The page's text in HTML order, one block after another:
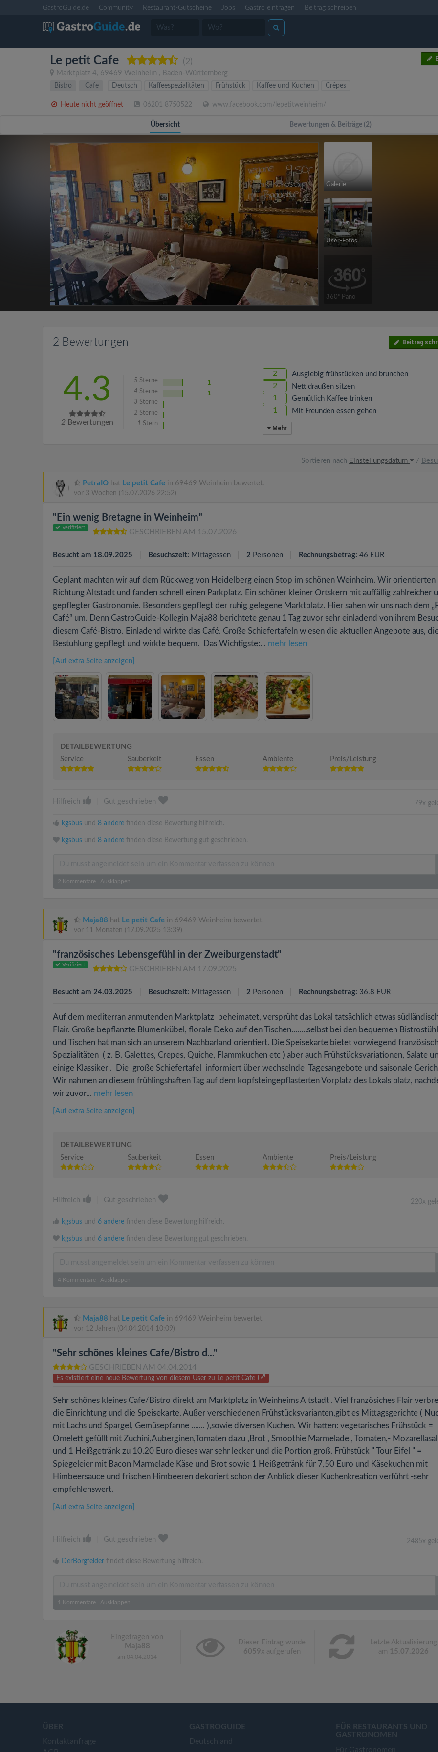
GastroGuide.de Community Restaurant-Gutscheine Jobs Gastro eintragen Beitrag schreiben
Le petit Cafe (2)
Marktplatz 4, 69469 Weinheim , Baden-Württemberg
Bistro Cafe Deutsch Kaffeespezialitäten Frühstück Kaffee und Kuchen Crêpes
Heute nicht geöffnet 06201 8750522 www.facebook.com/lepetitweinheim/
Übersicht Bewertungen & Beiträge (2)
Galerie
User-Fotos
360° Pano
2 Bewertungen Beitrag
4.3
2 Bewertungen
5 Sterne
1
4 Sterne
1
3 Sterne
2 Sterne
1 Stern
2 Ausgiebig frühstücken und brunchen
2 Nett draußen sitzen
1 Gemütlich Kaffee trinken
1 Mit Freunden essen gehen
Mehr
Sortieren nach Einstellungsdatum /
PetraIO hat Le petit Cafe in 69469 Weinheim bewertet.
vor 3 Wochen (15.07.2026 22:52)
"Ein wenig Bretagne in Weinheim"
Verifiziert
GESCHRIEBEN AM 15.07.2026
Besucht am 18.09.2025 Besuchszeit: Mittagessen 2 Personen Rechnungsbetrag: 46 EUR
Geplant machten wir auf dem Rückweg von Heidelberg einen Stop im schönen Weinheim. Wir orientierten
Richtung Altstadt und fanden schnell einen Parkplatz. Ein schöner kleiner Ortskern mit auffällig zahlreicher
gepflegter Gastronomie. Besonders gepflegt der ruhig gelegene Marktplatz. Hier sahen wir uns nach dem
Café“ um. Denn GastroGuide-Kollegin Maja88 berichtete genau 1 Tag zuvor sehr einladend von ihrem
diesem Café-Bistro. Einladend wirkte das Café. Große Schiefertafeln wiesen die aktuellen Angebote aus,
Bestuhlung gepflegt und wirkte bequem. Das Wichtigste:... mehr lesen
[Auf extra Seite anzeigen]
DETAILBEWERTUNG
Service
Sauberkeit Essen Ambiente Preis/Leistung
Hilfreich Gut geschrieben 79x
kgsbus und 8 andere finden diese Bewertung hilfreich.
kgsbus und 8 andere finden diese Bewertung gut geschrieben.
2 Kommentare Ausklappen
Maja88 hat Le petit Cafe in 69469 Weinheim bewertet.
vor 11 Monaten (17.09.2025 13:39)
"französisches Lebensgefühl in der Zweiburgenstadt"
Verifiziert
GESCHRIEBEN AM 17.09.2025
Besucht am 24.03.2025 Besuchszeit: Mittagessen 2 Personen Rechnungsbetrag: 36.8 EUR
Auf dem mediterran anmutenden Marktplatz beheimatet, versprüht das Lokal tatsächlich etwas
Flair. Große bepflanzte Blumenkübel, florale Deko auf den Tischen........selbst bei den bequemen
und Tischen hat man sich an unserem Nachbarland orientiert. Die Speisekarte bietet vorwiegend
Spezialitäten ( z. B. Galettes, Crepes, Quiche, Flammkuchen etc ) aber auch Frühstücksvariationen, Salate
einige Klassiker . Die große Schiefertafel informiert über wechselnde Tagesangebote und saisonale
Wir nahmen an diesem frühlingshaften Tag auf dem kopfsteingepflasterten Vorplatz des Lokals platz,
wir zuvor... mehr lesen
[Auf extra Seite anzeigen]
DETAILBEWERTUNG
Service
Sauberkeit Essen Ambiente Preis/Leistung
Hilfreich Gut geschrieben 220x
kgsbus und 6 andere finden diese Bewertung hilfreich.
kgsbus und 6 andere finden diese Bewertung gut geschrieben.
4 Kommentare Ausklappen
Maja88 hat Le petit Cafe in 69469 Weinheim bewertet.
vor 12 Jahren (04.04.2014 10:09)
"Sehr schönes kleines Cafe/Bistro d..."
GESCHRIEBEN AM 04.04.2014
Es existiert eine neue Bewertung von diesem User zu Le petit Cafe
Sehr schönes kleines Cafe/Bistro direkt am Marktplatz in Weinheims Altstadt . Viel französiches Flair
die Einrichtung und die Speisekarte. Außer verschiedenen Frühstücksvarianten,gibt es Mittagsgerichte (
mit Lachs und Spargel, Gemüsepfanne ....... ),sowie diversen Kuchen. Wir hatten: vegetarisches Frühstück =
Omelett gefüllt mit Zuchini,Auberginen,Tomaten dazu ,Brot , Smoothie,Marmelade , Tomaten,-
und 1 Heißgetränk zu 10.20 Euro dieses war sehr lecker und die Portion groß. Frühstück " Tour Eifel " =
Spiegeleier mit Bacon Marmelade,Käse und Brot sowie 1 Heißgetränk für 7,50 Euro und Käsekuchen mit
Himbeersauce und frischen Himbeeren dekoriert schon der Anblick dieser Kuchenkreation verführt -sehr
empfehlenswert.
[Auf extra Seite anzeigen]
Hilfreich Gut geschrieben 2485x
DerBorgfelder findet diese Bewertung hilfreich.
1 Kommentare Ausklappen
Eingetragen von
Maja88
am 04.04.2014
Dieser Eintrag wurde
6059x aufgerufen
Letzte Aktualisierung
am 15.07.2026
ÜBER
Kontaktanfrage
GASTROGUIDE
Deutschland
FÜR RESTAURANTS UND
GASTRONOMEN
Für Gastronomen